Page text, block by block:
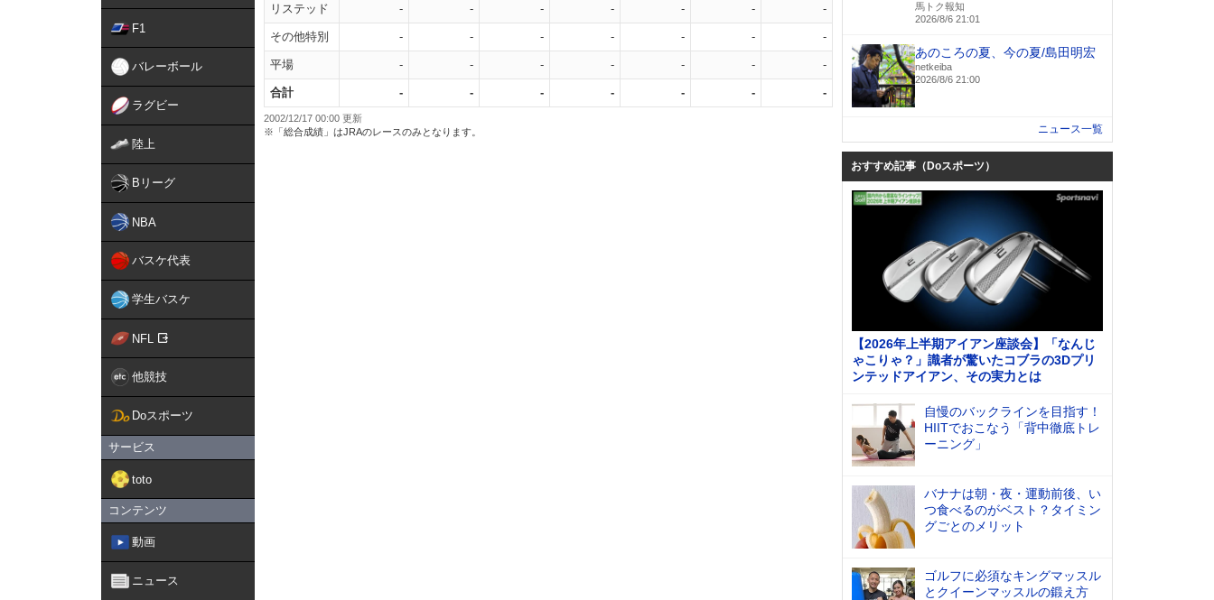
F1
バレーボール
ラグビー
陸上
Bリーグ
NBA
バスケ代表
学生バスケ
NFL
他競技
Doスポーツ
サービス
toto
コンテンツ
動画
ニュース
リステッド - - - - - - -
その他特別 - - - - - - -
平場 - - - - - - -
合計 - - - - - - -
2002/12/17 00:00 更新
※「総合成績」はJRAのレースのみとなります。
馬トク報知
2026/8/6 21:01
あのころの夏、今の夏/島田明宏
netkeiba
2026/8/6 21:00
ニュース一覧
おすすめ記事（Doスポーツ）
【2026年上半期アイアン座談会】「なんじ
ゃこりゃ？」識者が驚いたコブラの3Dプリ
ンテッドアイアン、その実力とは
自慢のバックラインを目指す！
HIITでおこなう「背中徹底トレ
ーニング」
バナナは朝・夜・運動前後、い
つ食べるのがベスト？タイミン
グごとのメリット
ゴルフに必須なキングマッスル
とクイーンマッスルの鍛え方